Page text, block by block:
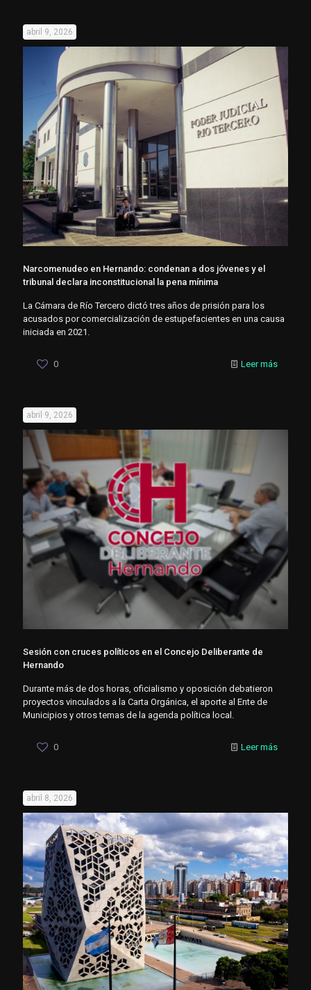
abril 9, 2026
Narcomenudeo en Hernando: condenan a dos jóvenes y el
tribunal declara inconstitucional la pena mínima
La Cámara de Río Tercero dictó tres años de prisión para los
acusados por comercialización de estupefacientes en una causa
iniciada en 2021.
0 Leer más
abril 9, 2026
Sesión con cruces políticos en el Concejo Deliberante de
Hernando
Durante más de dos horas, oficialismo y oposición debatieron
proyectos vinculados a la Carta Orgánica, el aporte al Ente de
Municipios y otros temas de la agenda política local.
0 Leer más
abril 8, 2026